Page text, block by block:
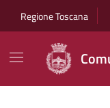
Regione Toscana